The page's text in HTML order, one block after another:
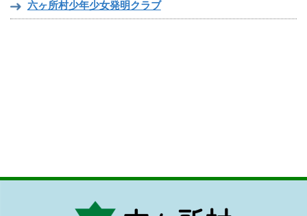
六ヶ所村少年少女発明クラブ